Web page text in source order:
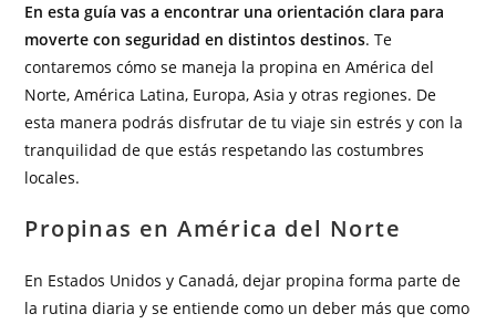
En esta guía vas a encontrar una orientación clara para
moverte con seguridad en distintos destinos. Te
contaremos cómo se maneja la propina en América del
Norte, América Latina, Europa, Asia y otras regiones. De
esta manera podrás disfrutar de tu viaje sin estrés y con la
tranquilidad de que estás respetando las costumbres
locales.
Propinas en América del Norte
En Estados Unidos y Canadá, dejar propina forma parte de
la rutina diaria y se entiende como un deber más que como